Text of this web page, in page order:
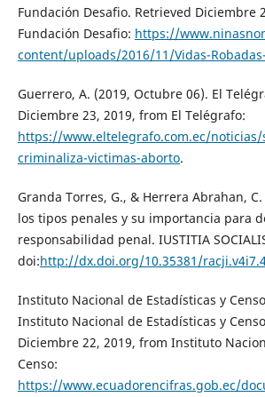
Fundación Desafio. Retrieved Diciembre
Fundación Desafio: https://
content/uploads/2016/11/Vidas-
Guerrero, A. (2019, Octubre 06). El
Diciembre 23, 2019, from El Telégrafo:
https://www.eltelegrafo.com.ec/
criminaliza-victimas-aborto.
Granda Torres, G., & Herrera Abrahan,
los tipos penales y su importancia para
responsabilidad penal. IUSTITIA
doi:http://dx.doi.org/10.35381/
Instituto Nacional de Estadísticas y
Instituto Nacional de Estadísticas y
Diciembre 22, 2019, from Instituto
Censo:
https://www.ecuadorencifras.gob.ec/